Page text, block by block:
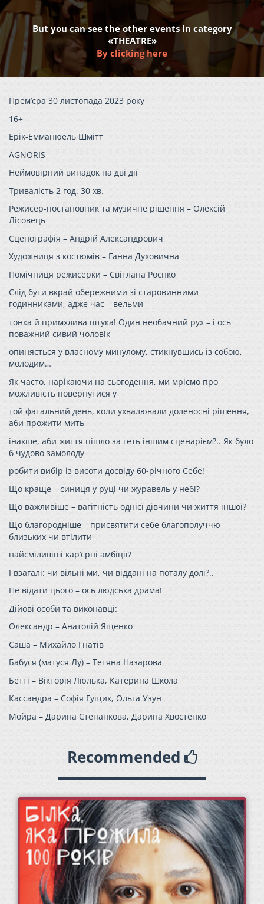
But you can see the other events in category
«THEATRE»
By clicking here
Прем’єра 30 листопада 2023 року
16+
Ерік-Емманюель Шмітт
AGNORIS
Неймовірний випадок на дві дії
Тривалість 2 год. 30 хв.
Режисер-постановник та музичне рішення – Олексій
Лісовець
Сценографія – Андрій Александрович
Художниця з костюмів – Ганна Духовична
Помічниця режисерки – Світлана Роєнко
Слід бути вкрай обережними зі старовинними
годинниками, адже час – вельми
тонка й примхлива штука! Один необачний рух – і ось
поважний сивий чоловік
опиняється у власному минулому, стикнувшись із собою,
молодим…
Як часто, нарікаючи на сьогодення, ми мріємо про
можливість повернутися у
той фатальний день, коли ухвалювали доленосні рішення,
аби прожити мить
інакше, аби життя пішло за геть іншим сценарієм?.. Як було
б чудово замолоду
робити вибір із висоти досвіду 60-річного Себе!
Що краще – синиця у руці чи журавель у небі?
Що важливіше – вагітність однієї дівчини чи життя іншої?
Що благородніше – присвятити себе благополуччю
близьких чи втілити
найсміливіші кар’єрні амбіції?
І взагалі: чи вільні ми, чи віддані на поталу долі?..
Не відати цього – ось людська драма!
Дійові особи та виконавці:
Олександр – Анатолій Ященко
Саша – Михайло Гнатів
Бабуся (матуся Лу) – Тетяна Назарова
Бетті – Вікторія Люлька, Катерина Школа
Кассандра – Софія Гущик, Ольга Узун
Мойра – Дарина Степанкова, Дарина Хвостенко
Recommended